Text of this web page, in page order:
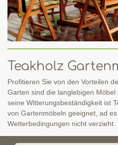
Teakholz
Profitieren Sie von den Vorteilen
Garten sind die langlebigen
seine Witterungsbeständigkeit ist
von Gartenmöbeln geeignet, ad
Wetterbedingungen nicht verzieht.